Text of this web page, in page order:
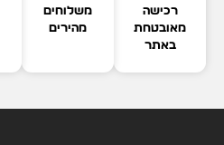
רכישה
מאובטחת
באתר
משלוחים
מהירים